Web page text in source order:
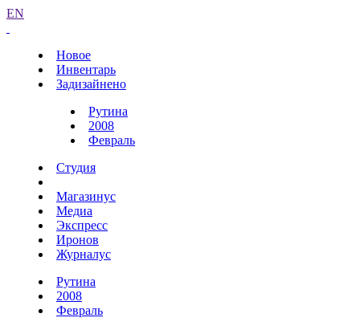
EN
Новое
Инвентарь
Задизайнено
Рутина
2008
Февраль
Студия
Магазинус
Медиа
Экспресс
Иронов
Журналус
Рутина
2008
Февраль